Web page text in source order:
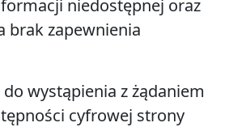
niedostępnej oraz
brak zapewnienia
wystąpienia z żądaniem
cyfrowej strony